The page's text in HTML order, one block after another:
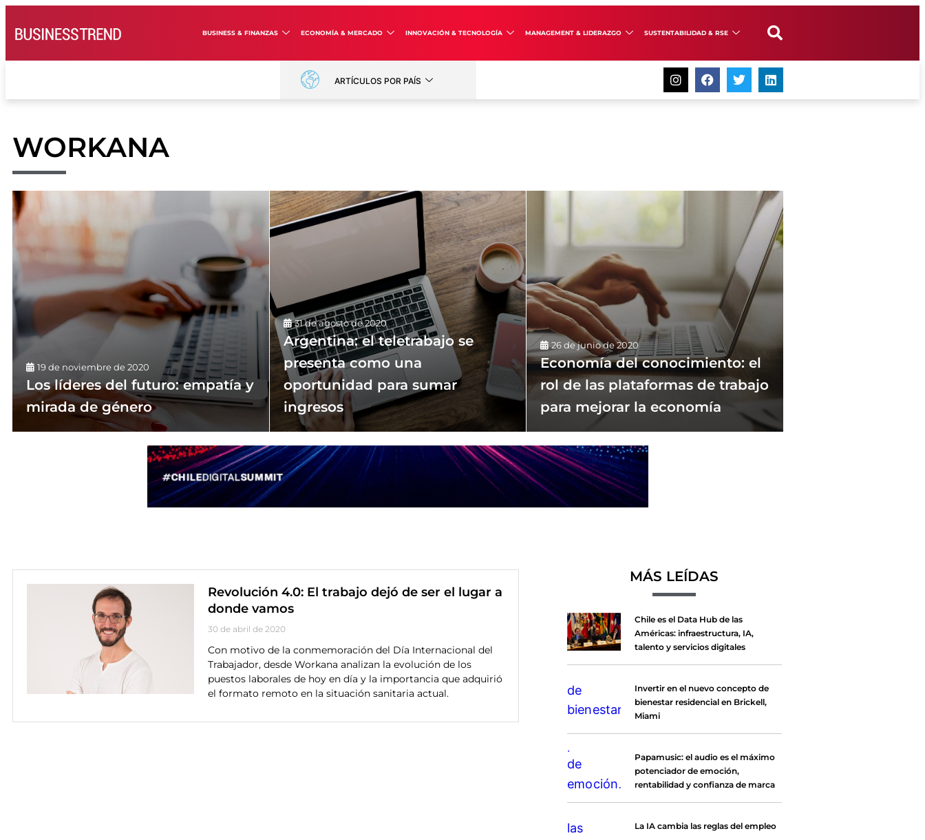
BUSINESS & FINANZAS ECONOMÍA & MERCADO INNOVACIÓN & TECNOLOGÍA MANAGEMENT & LIDERAZGO SUSTENTABILIDAD & RSE
ARTÍCULOS POR PAÍS
WORKANA
19 de noviembre de 2020
Los líderes del futuro: empatía y
mirada de género
31 de agosto de 2020
Argentina: el teletrabajo se
presenta como una
oportunidad para sumar
ingresos
26 de junio de 2020
Economía del conocimiento: el
rol de las plataformas de trabajo
para mejorar la economía
Revolución 4.0: El trabajo dejó de ser el lugar a
donde vamos
30 de abril de 2020
Con motivo de la conmemoración del Día Internacional del
Trabajador, desde Workana analizan la evolución de los
puestos laborales de hoy en día y la importancia que adquirió
el formato remoto en la situación sanitaria actual.
MÁS LEÍDAS
Chile es el Data Hub de las
Américas: infraestructura, IA,
talento y servicios digitales
Invertir en el nuevo concepto de
bienestar residencial en Brickell,
Miami
Papamusic: el audio es el máximo
potenciador de emoción,
rentabilidad y confianza de marca
La IA cambia las reglas del empleo